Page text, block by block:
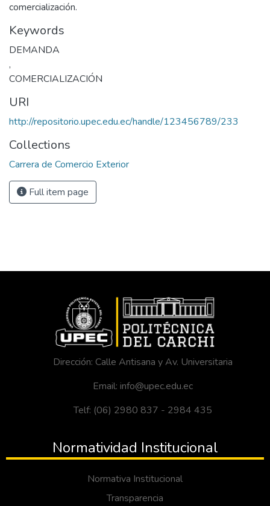
comercialización.
Keywords
DEMANDA
,
COMERCIALIZACIÓN
URI
http://repositorio.upec.edu.ec/handle/123456789/233
Collections
Carrera de Comercio Exterior
Full item page
Dirección: Calle Antisana y Av. Universitaria
Email: info@upec.edu.ec
Telf: (06) 2980 837 - 2984 435
Normatividad Institucional
Normativa Institucional
Transparencia